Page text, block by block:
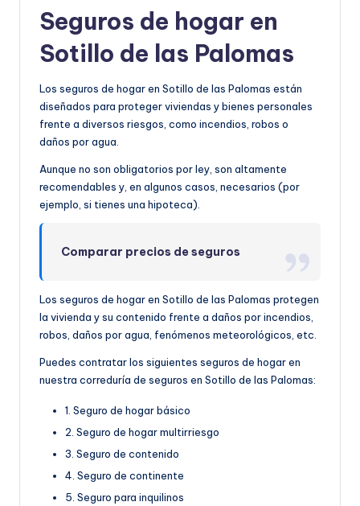
Seguros de hogar en
Sotillo de las Palomas
Los seguros de hogar en Sotillo de las Palomas están
diseñados para proteger viviendas y bienes personales
frente a diversos riesgos, como incendios, robos o
daños por agua.
Aunque no son obligatorios por ley, son altamente
recomendables y, en algunos casos, necesarios (por
ejemplo, si tienes una hipoteca).
Comparar precios de seguros
Los seguros de hogar en Sotillo de las Palomas protegen
la vivienda y su contenido frente a daños por incendios,
robos, daños por agua, fenómenos meteorológicos, etc.
Puedes contratar los siguientes seguros de hogar en
nuestra correduría de seguros en Sotillo de las Palomas:
1. Seguro de hogar básico
2. Seguro de hogar multirriesgo
3. Seguro de contenido
4. Seguro de continente
5. Seguro para inquilinos